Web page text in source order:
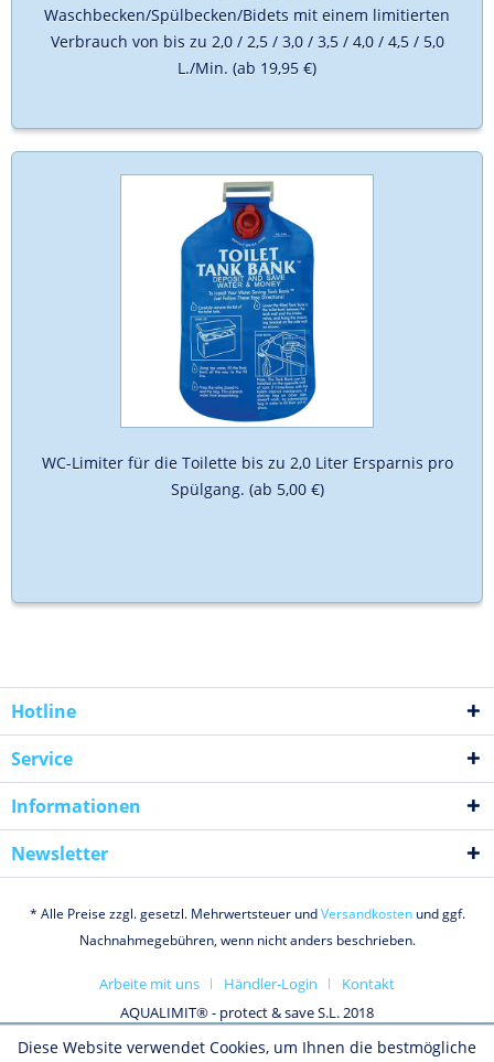
Waschbecken/Spülbecken/Bidets mit einem limitierten
Verbrauch von bis zu 2,0 / 2,5 / 3,0 / 3,5 / 4,0 / 4,5 / 5,0
L./Min. (ab 19,95 €)
WC-Limiter für die Toilette bis zu 2,0 Liter Ersparnis pro
Spülgang. (ab 5,00 €)
Hotline
Service
Informationen
Newsletter
* Alle Preise zzgl. gesetzl. Mehrwertsteuer undVersandkostenund ggf.
Nachnahmegebühren, wenn nicht anders beschrieben.
Arbeite mit uns Händler-Login
Kontakt
AQUALIMIT® - protect & save S.L. 2018
Diese Website verwendet Cookies, um Ihnen die bestmögliche